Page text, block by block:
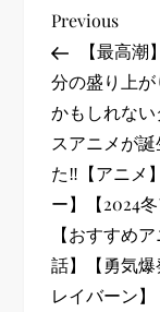
投
稿
ナ
ビ
ゲ
ー
Previous
Post
Previous
【最高潮
分の盛り上が
かもしれな
スアニメが
た‼︎【アニメ
ー】【2024冬
【おすすめ
話】【勇気
レイバーン】